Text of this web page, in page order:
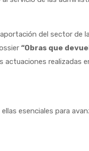
del sector de
“Obras que
actuaciones realizadas
esenciales para